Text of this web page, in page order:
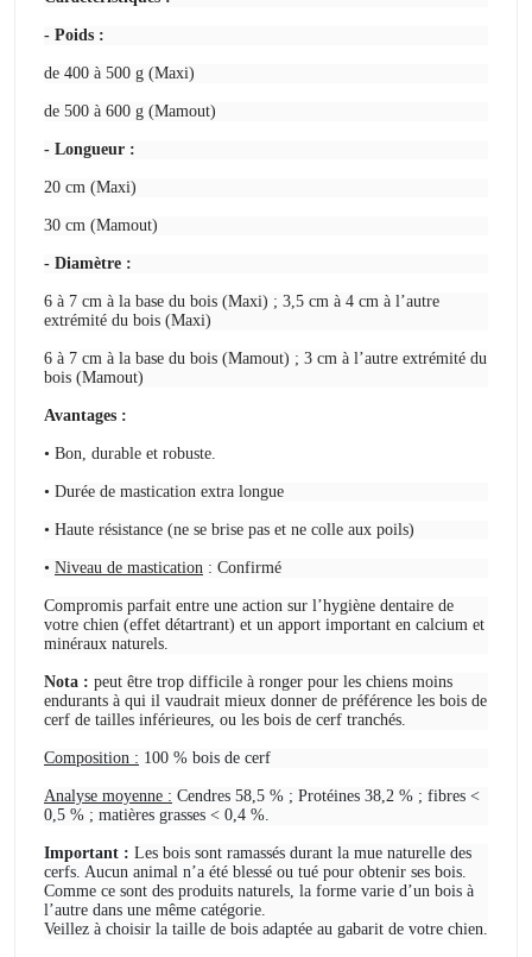
- Poids :
de 400 à 500 g (Maxi)
de 500 à 600 g (Mamout)
- Longueur :
20 cm (Maxi)
30 cm (Mamout)
- Diamètre :
6 à 7 cm à la base du bois (Maxi) ; 3,5 cm à 4 cm à l’autre
extrémité du bois (Maxi)
6 à 7 cm à la base du bois (Mamout) ; 3 cm à l’autre extrémité du
bois (Mamout)
Avantages :
• Bon, durable et robuste.
• Durée de mastication extra longue
• Haute résistance (ne se brise pas et ne colle aux poils)
• Niveau de mastication : Confirmé
Compromis parfait entre une action sur l’hygiène dentaire de
votre chien (effet détartrant) et un apport important en calcium et
minéraux naturels.
Nota : peut être trop difficile à ronger pour les chiens moins
endurants à qui il vaudrait mieux donner de préférence les bois de
cerf de tailles inférieures, ou les bois de cerf tranchés.
Composition : 100 % bois de cerf
Analyse moyenne : Cendres 58,5 % ; Protéines 38,2 % ; fibres <
0,5 % ; matières grasses < 0,4 %.
Important : Les bois sont ramassés durant la mue naturelle des
cerfs. Aucun animal n’a été blessé ou tué pour obtenir ses bois.
Comme ce sont des produits naturels, la forme varie d’un bois à
l’autre dans une même catégorie.
Veillez à choisir la taille de bois adaptée au gabarit de votre chien.